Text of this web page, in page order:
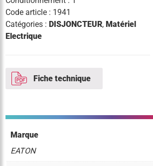
Code article : 1941
Catégories :DISJONCTEUR,Matériel
Electrique
Fiche technique
Marque
EATON